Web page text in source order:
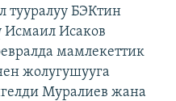
тууралуу БЭКтин
Исаков
мамлекеттик
жолугушууга
Муралиев жана